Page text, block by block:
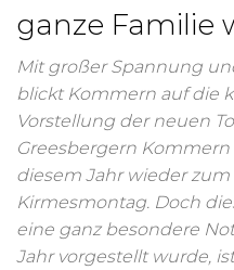
ganze Familie
Mit großer Spannung
blickt Kommern auf die
Vorstellung der neuen
Greesbergern Kommern
diesem Jahr wieder
Kirmesmontag. Doch
eine ganz besondere
Jahr vorgestellt wurde,